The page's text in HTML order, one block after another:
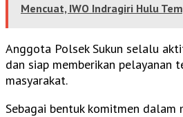
Mencuat, IWO Indragiri Hulu
Anggota Polsek Sukun selalu
dan siap memberikan pelayanan
masyarakat.
Sebagai bentuk komitmen dalam